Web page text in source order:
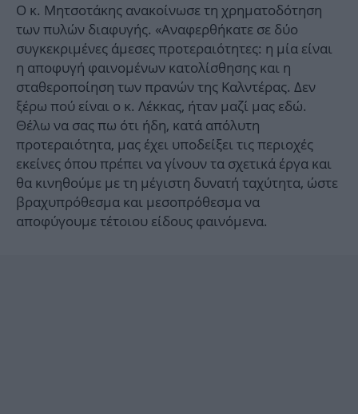
Ο κ. Μητσοτάκης ανακοίνωσε τη χρηματοδότηση
των πυλών διαφυγής. «Αναφερθήκατε σε δύο
συγκεκριμένες άμεσες προτεραιότητες: η μία είναι
η αποφυγή φαινομένων κατολίσθησης και η
σταθεροποίηση των πρανών της Καλντέρας. Δεν
ξέρω πού είναι ο κ. Λέκκας, ήταν μαζί μας εδώ.
Θέλω να σας πω ότι ήδη, κατά απόλυτη
προτεραιότητα, μας έχει υποδείξει τις περιοχές
εκείνες όπου πρέπει να γίνουν τα σχετικά έργα και
θα κινηθούμε με τη μέγιστη δυνατή ταχύτητα, ώστε
βραχυπρόθεσμα και μεσοπρόθεσμα να
αποφύγουμε τέτοιου είδους φαινόμενα.